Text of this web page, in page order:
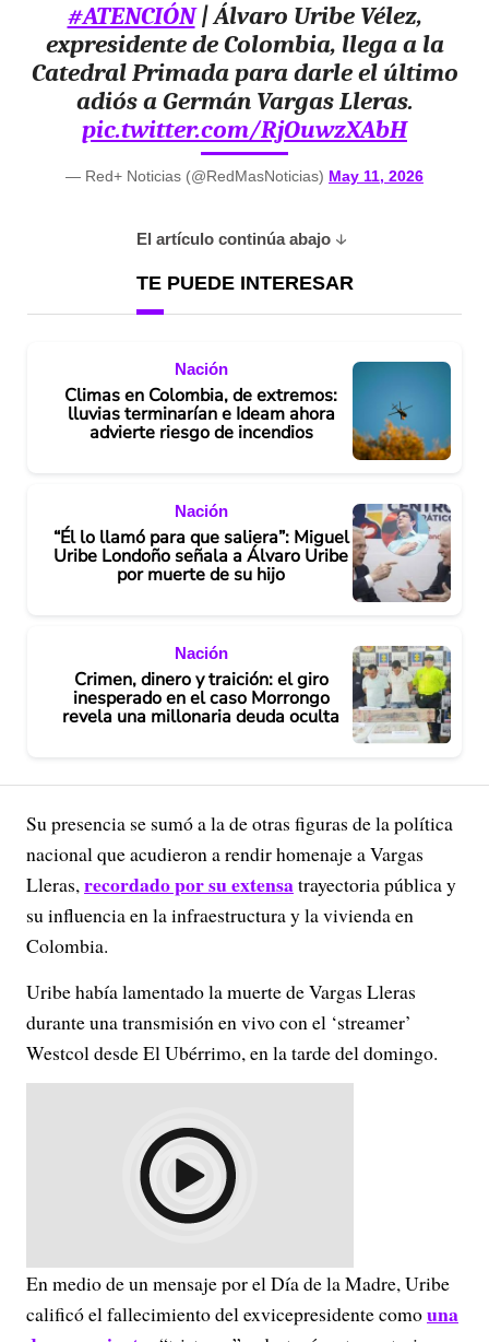
#ATENCIÓN| Álvaro Uribe Vélez,
expresidente de Colombia, llega a la
Catedral Primada para darle el último
adiós a Germán Vargas Lleras.
pic.twitter.com/RjOuwzXAbH
— Red+ Noticias (@RedMasNoticias) May 11, 2026
El artículo continúa abajo
TE PUEDE INTERESAR
Nación
Climas en Colombia, de extremos:
lluvias terminarían e Ideam ahora
advierte riesgo de incendios
Nación
“Él lo llamó para que saliera”: Miguel
Uribe Londoño señala a Álvaro Uribe
por muerte de su hijo
Nación
Crimen, dinero y traición: el giro
inesperado en el caso Morrongo
revela una millonaria deuda oculta
Su presencia se sumó a la de otras figuras de la política
nacional que acudieron a rendir homenaje a Vargas
Lleras,recordado por su extensatrayectoria pública y
su influencia en la infraestructura y la vivienda en
Colombia.
Uribe había lamentado la muerte de Vargas Lleras
durante una transmisión en vivo con el ‘streamer’
Westcol desde El Ubérrimo, en la tarde del domingo.
En medio de un mensaje por el Día de la Madre, Uribe
calificó el fallecimiento del exvicepresidente comouna